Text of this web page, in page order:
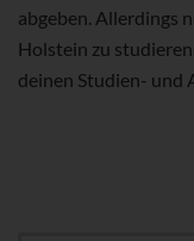
abgeben. Allerdings
Holstein zu
deinen Studien- und